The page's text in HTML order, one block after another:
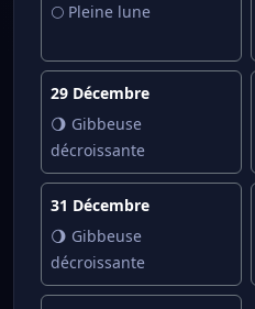
🌕 Pleine lune
29 Décembre
🌖 Gibbeuse
décroissante
31 Décembre
🌖 Gibbeuse
décroissante